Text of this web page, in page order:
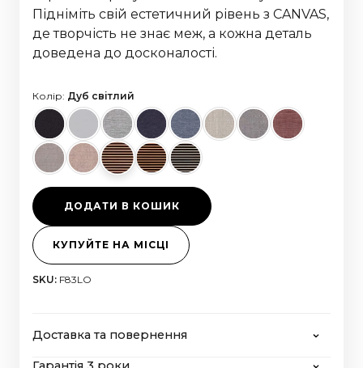
Підніміть свій естетичний рівень з CANVAS,
де творчість не знає меж, а кожна деталь
доведена до досконалості.
Колір: Дуб світлий
ДОДАТИ В КОШИК
КУПУЙТЕ НА МІСЦІ
SKU: F83LO
Доставка та повернення